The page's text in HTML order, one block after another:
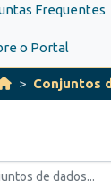
Frequentes
o Portal
Conjuntos